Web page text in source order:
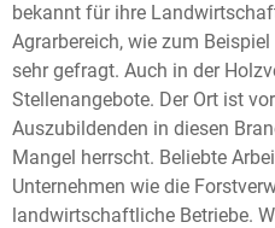
bekannt für ihre
Agrarbereich, wie zum
sehr gefragt. Auch in der
Stellenangebote. Der Ort ist
Auszubildenden in diesen
Mangel herrscht. Beliebte
Unternehmen wie die
landwirtschaftliche Betriebe.